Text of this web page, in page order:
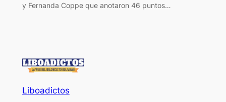
y Fernanda Coppe que anotaron 46 puntos…
Liboadictos